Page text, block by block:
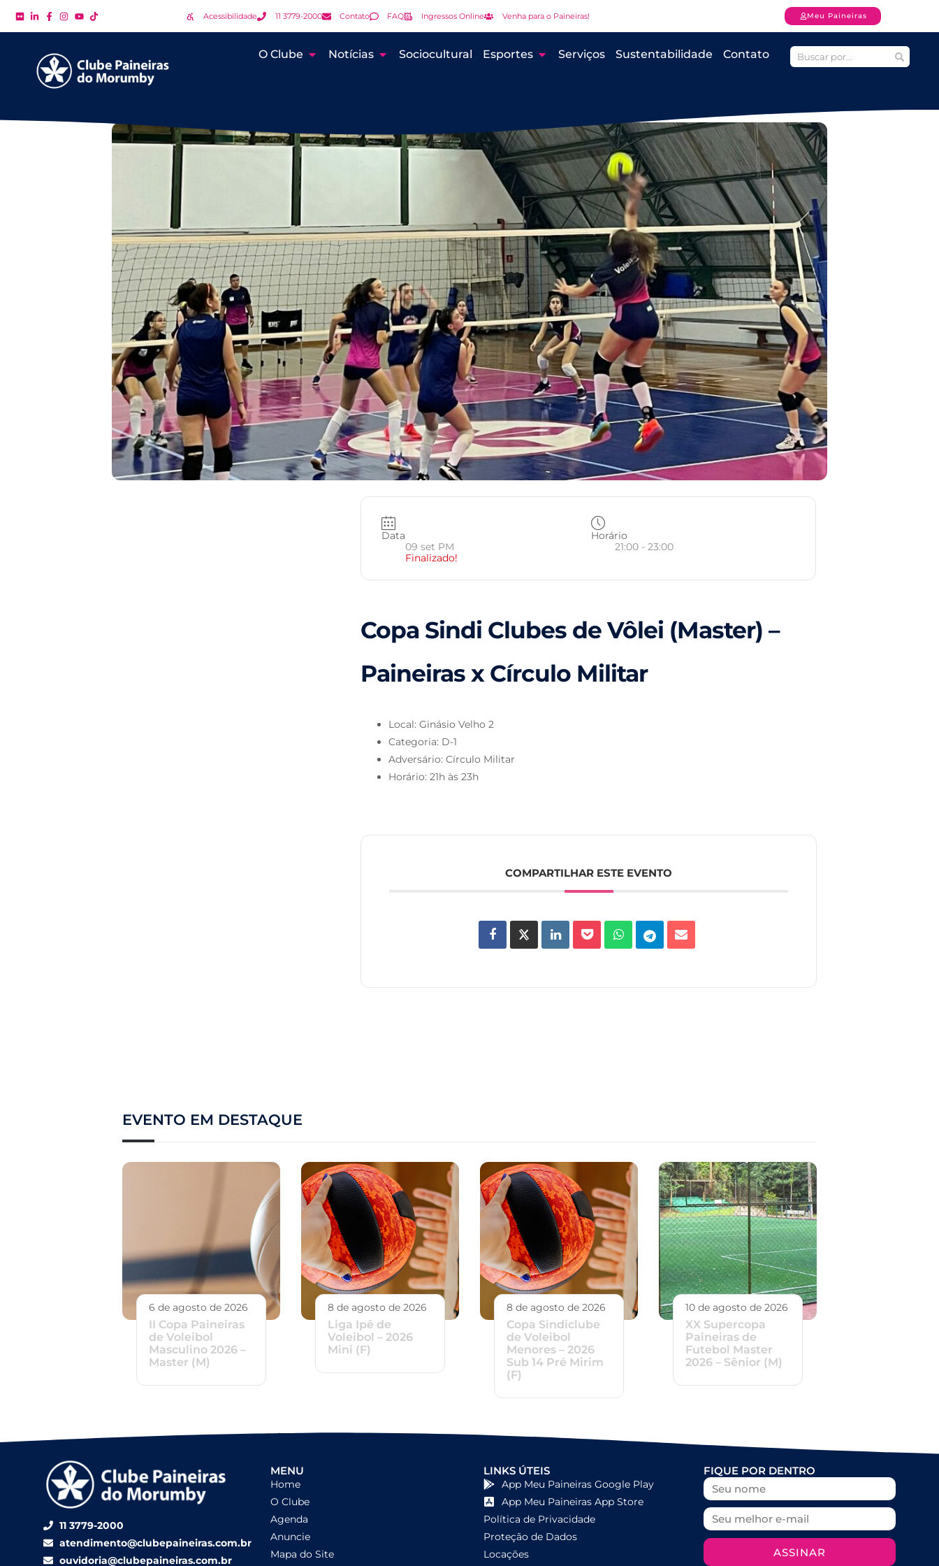
Acessibilidade 11 3779-2000 Contato FAQ Ingressos Online Venha para o Paineiras! Meu Paineiras
O Clube Notícias Sociocultural Esportes Serviços Sustentabilidade Contato
Data
09 set PM
Finalizado!
Horário
21:00 - 23:00
Copa Sindi Clubes de Vôlei (Master) –
Paineiras x Círculo Militar
Local: Ginásio Velho 2
Categoria: D-1
Adversário: Círculo Militar
Horário: 21h às 23h
COMPARTILHAR ESTE EVENTO
EVENTO EM DESTAQUE
6 de agosto de 2026
II Copa Paineiras
de Voleibol
Masculino 2026 –
Master (M)
8 de agosto de 2026
Liga Ipê de
Voleibol – 2026
Mini (F)
8 de agosto de 2026
Copa Sindiclube
de Voleibol
Menores – 2026
Sub 14 Pré Mirim
(F)
10 de agosto de 2026
XX Supercopa
Paineiras de
Futebol Master
2026 – Sênior (M)
11 3779-2000
atendimento@clubepaineiras.com.br
ouvidoria@clubepaineiras.com.br
MENU
Home
O Clube
Agenda
Anuncie
Mapa do Site
LINKS ÚTEIS
App Meu Paineiras Google Play
App Meu Paineiras App Store
Política de Privacidade
Proteção de Dados
Locações
FIQUE POR DENTRO
ASSINAR